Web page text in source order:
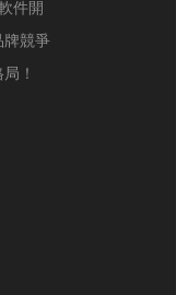
件開
牌競爭
！